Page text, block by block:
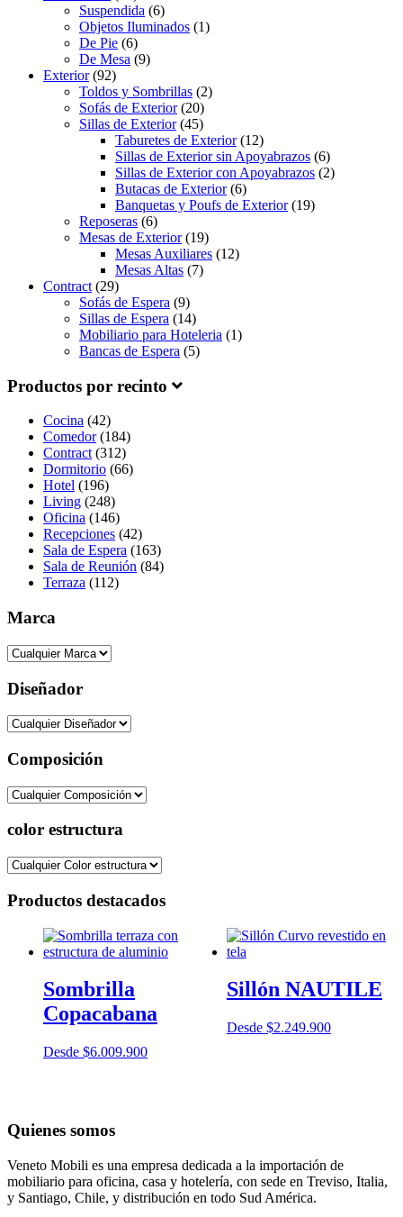
Suspendida (6)
Objetos Iluminados (1)
De Pie (6)
De Mesa (9)
Exterior(92)
Toldos y Sombrillas (2)
Sofás de Exterior(20)
Sillas de Exterior(45)
Taburetes de Exterior(12)
Sillas de Exterior sin Apoyabrazos (6)
Sillas de Exterior con Apoyabrazos (2)
Butacas de Exterior(6)
Banquetas y Poufs de Exterior(19)
Reposeras (6)
Mesas de Exterior(19)
Mesas Auxiliares (12)
Mesas Altas (7)
Contract (29)
Sofás de Espera (9)
Sillas de Espera (14)
Mobiliario para Hoteleria (1)
Bancas de Espera (5)
Productos por recinto
Cocina (42)
Comedor(184)
Contract (312)
Dormitorio (66)
Hotel (196)
Living (248)
Oficina (146)
Recepciones (42)
Sala de Espera (163)
Sala de Reunión (84)
Terraza (112)
Marca
Diseñador
Composición
color estructura
Productos destacados
Sombrilla
Copacabana
Desde $6.009.900
Sillón NAUTILE
Desde $2.249.900
Quienes somos
Veneto Mobili es una empresa dedicada a la importación de
mobiliario para oficina, casa y hotelería, con sede en Treviso, Italia,
y Santiago, Chile, y distribución en todo Sud América.